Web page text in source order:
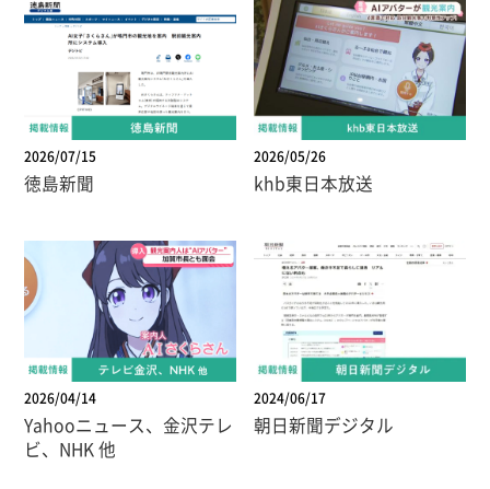
2026/07/15
徳島新聞
2026/05/26
khb東日本放送
2026/04/14
Yahooニュース、金沢テレ
ビ、NHK 他
2024/06/17
朝日新聞デジタル